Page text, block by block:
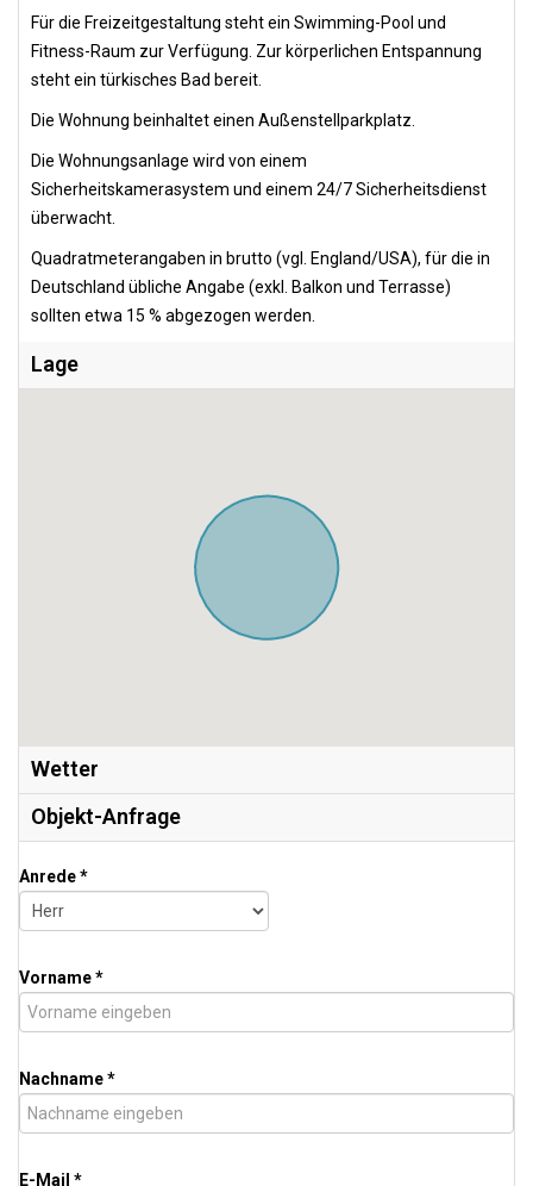
Für die Freizeitgestaltung steht ein Swimming-Pool und
Fitness-Raum zur Verfügung. Zur körperlichen Entspannung
steht ein türkisches Bad bereit.
Die Wohnung beinhaltet einen Außenstellparkplatz.
Die Wohnungsanlage wird von einem
Sicherheitskamerasystem und einem 24/7 Sicherheitsdienst
überwacht.
Quadratmeterangaben in brutto (vgl. England/USA), für die in
Deutschland übliche Angabe (exkl. Balkon und Terrasse)
sollten etwa 15 % abgezogen werden.
Lage
Wetter
Objekt-Anfrage
Anrede *
Vorname *
Nachname *
E-Mail *